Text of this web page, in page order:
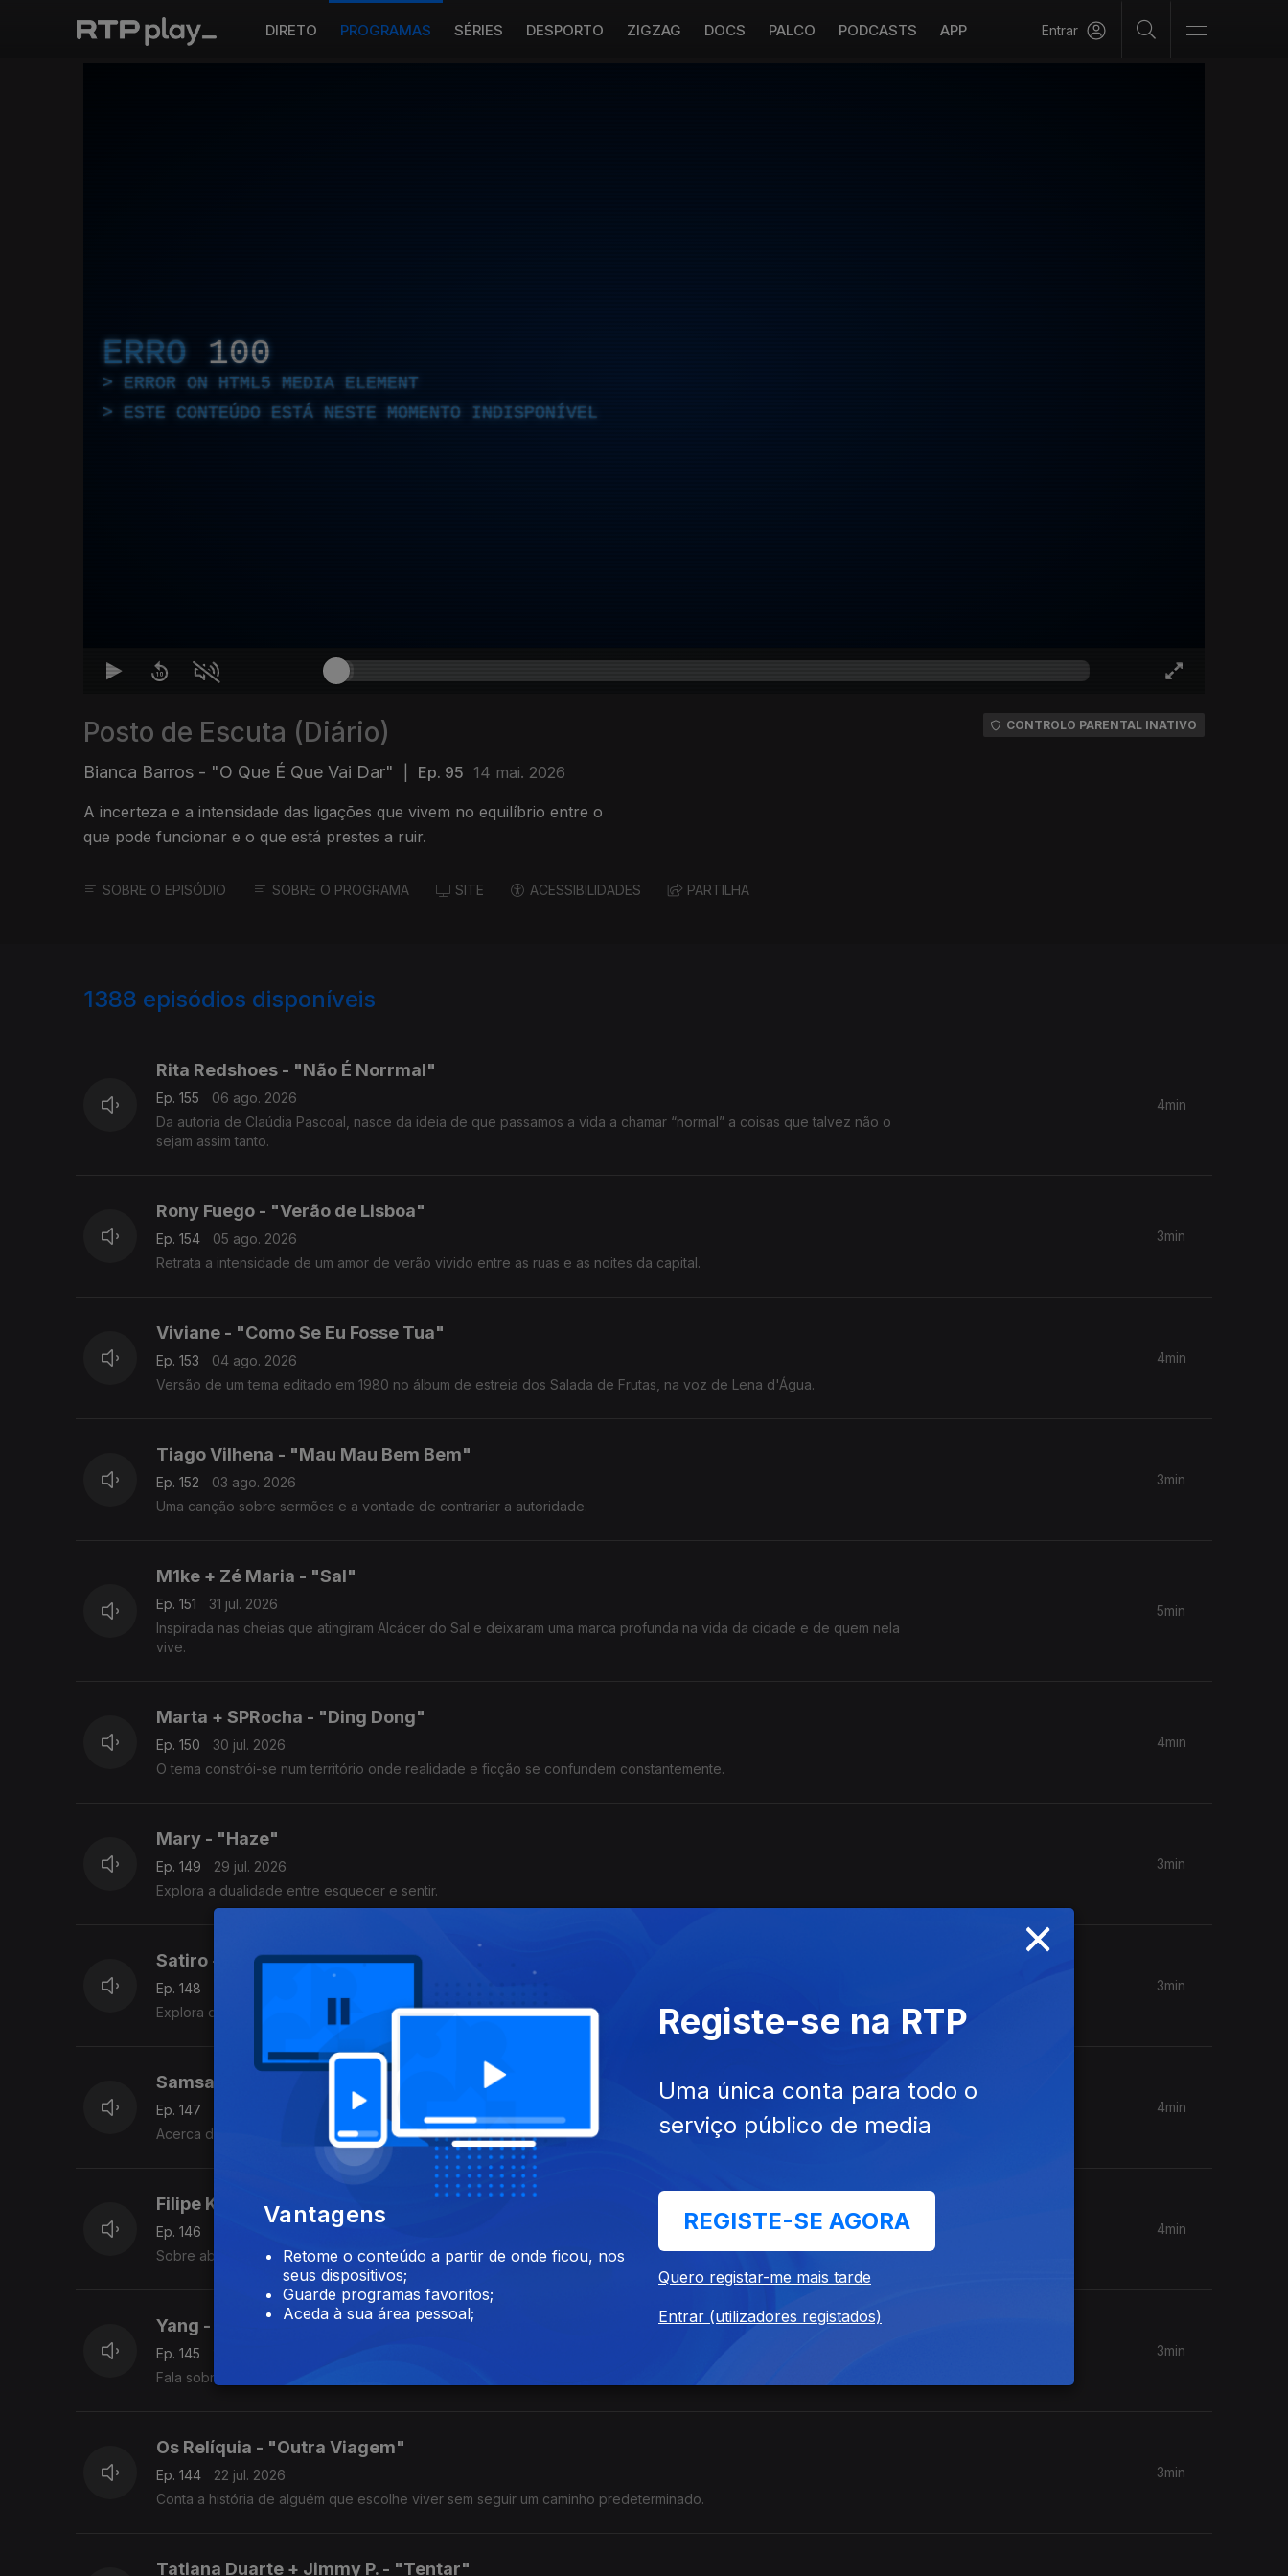
DIRETO PROGRAMAS SÉRIES DESPORTO ZIGZAG DOCS PALCO PODCASTS APP Entrar
ERRO 100
ERROR ON HTML5 MEDIA ELEMENT
ESTE CONTEÚDO ESTÁ NESTE MOMENTO INDISPONÍVEL
Posto de Escuta (Diário)
Bianca Barros - "O Que É Que Vai Dar" Ep. 95 14 mai. 2026
A incerteza e a intensidade das ligações que vivem no equilíbrio entre o
que pode funcionar e o que está prestes a ruir.
CONTROLO PARENTAL INATIVO
SOBRE O EPISÓDIO SOBRE O PROGRAMA SITE ACESSIBILIDADES PARTILHA
1388 episódios disponíveis
Rita Redshoes - "Não É Norrmal"
Ep. 155
06 ago. 2026
Da autoria de Claúdia Pascoal, nasce da ideia de que passamos a vida a chamar “normal” a coisas que talvez não o
sejam assim tanto.
4min
Rony Fuego - "Verão de Lisboa"
Ep. 154
05 ago. 2026
Retrata a intensidade de um amor de verão vivido entre as ruas e as noites da capital.
3min
Viviane - "Como Se Eu Fosse Tua"
Ep. 153
04 ago. 2026
Versão de um tema editado em 1980 no álbum de estreia dos Salada de Frutas, na voz de Lena d'Água.
4min
Tiago Vilhena - "Mau Mau Bem Bem"
Ep. 152
03 ago. 2026
Uma canção sobre sermões e a vontade de contrariar a autoridade.
3min
M1ke + Zé Maria - "Sal"
Ep. 151
31 jul. 2026
Inspirada nas cheias que atingiram Alcácer do Sal e deixaram uma marca profunda na vida da cidade e de quem nela
vive.
5min
Marta + SPRocha - "Ding Dong"
Ep. 150
30 jul. 2026
O tema constrói-se num território onde realidade e ficção se confundem constantemente.
4min
Mary - "Haze"
Ep. 149
29 jul. 2026
Explora a dualidade entre esquecer e sentir.
3min
Satiro - "Bisou"
Ep. 148
Explora o momento em que se escolhe a paz interior em detrimento do caos emocional.
3min
Samsacion - "Morrer de Amores"
Ep. 147
Acerca de um amor proibido capaz de lhe custar a própria vida.
4min
Filipe Karlsson + Mike El Nite - "Segura Firme"
Ep. 146
Sobre abrandar, aliviar a pressão e aceitar o seu próprio ritmo.
4min
Yang - "Fé"
Ep. 145
Fala sobre resiliência, gratidão e confiança.
3min
Os Relíquia - "Outra Viagem"
Ep. 144
22 jul. 2026
Conta a história de alguém que escolhe viver sem seguir um caminho predeterminado.
3min
Tatiana Duarte + Jimmy P. - "Tentar"
×
Vantagens
Retome o conteúdo a partir de onde ficou, nos
seus dispositivos;
Guarde programas favoritos;
Aceda à sua área pessoal;
Registe-se na RTP
Uma única conta para todo o
serviço público de media
REGISTE-SE AGORA
Quero registar-me mais tarde
Entrar (utilizadores registados)